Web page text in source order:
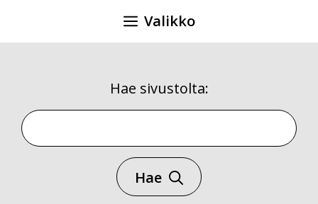
Valikko
Hae sivustolta:
Hae sivustolta
Hae